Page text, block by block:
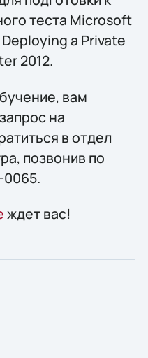
теста Microsoft
a Private
2012.
вам
на
в отдел
позвонив по
ждет вас!